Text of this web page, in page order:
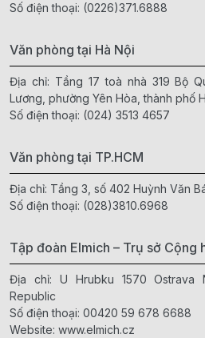
Số điện thoại: (0226)371.6888
Văn phòng tại Hà Nội
Địa chỉ: Tầng 17 toà nhà 319 Bộ
Lương, phường Yên Hòa, thành phố
Số điện thoại: (024) 3513 4657
Văn phòng tại TP.HCM
Địa chỉ: Tầng 3, số 402 Huỳnh Văn
Số điện thoại: (028)3810.6968
Tập đoàn Elmich – Trụ sở Cộng
Địa chỉ: U Hrubku 1570 Ostrava
Republic
Số điện thoại: 00420 59 678 6688
Website: www.elmich.cz